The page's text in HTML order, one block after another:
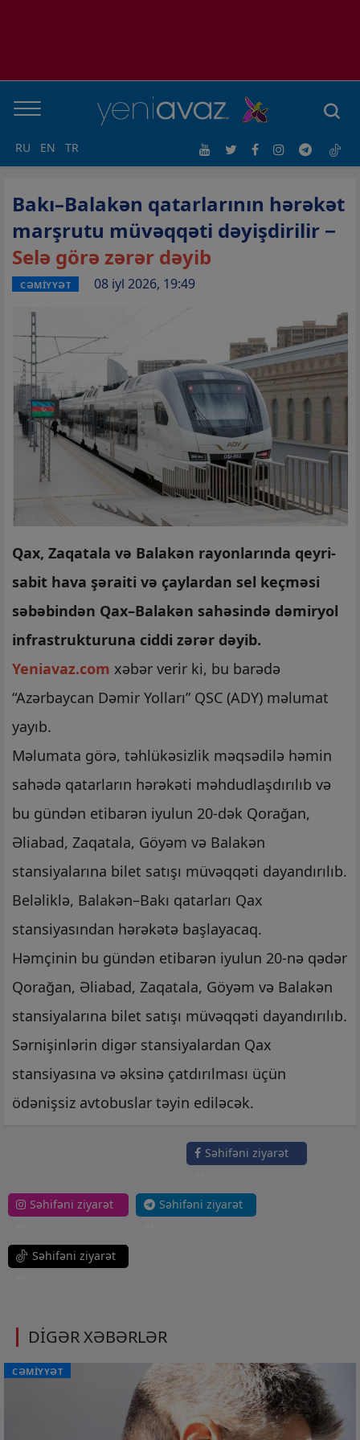
RU EN TR
Bakı–Balakən qatarlarının hərəkət
marşrutu müvəqqəti dəyişdirilir −
Selə görə zərər dəyib
CƏMİYYƏT 08 iyl 2026, 19:49
Qax, Zaqatala və Balakən rayonlarında qeyri-
sabit hava şəraiti və çaylardan sel keçməsi
səbəbindən Qax–Balakən sahəsində dəmiryol
infrastrukturuna ciddi zərər dəyib.
Yeniavaz.com xəbər verir ki, bu barədə
“Azərbaycan Dəmir Yolları” QSC (ADY) məlumat
yayıb.
Məlumata görə, təhlükəsizlik məqsədilə həmin
sahədə qatarların hərəkəti məhdudlaşdırılıb və
bu gündən etibarən iyulun 20-dək Qorağan,
Əliabad, Zaqatala, Göyəm və Balakən
stansiyalarına bilet satışı müvəqqəti dayandırılıb.
Beləliklə, Balakən–Bakı qatarları Qax
stansiyasından hərəkətə başlayacaq.
Həmçinin bu gündən etibarən iyulun 20-nə qədər
Qorağan, Əliabad, Zaqatala, Göyəm və Balakən
stansiyalarına bilet satışı müvəqqəti dayandırılıb.
Sərnişinlərin digər stansiyalardan Qax
stansiyasına və əksinə çatdırılması üçün
ödənişsiz avtobuslar təyin ediləcək.
Səhifəni ziyarət
Səhifəni ziyarət
Səhifəni ziyarət
Səhifəni ziyarət
DİGƏR XƏBƏRLƏR
CƏMİYYƏT